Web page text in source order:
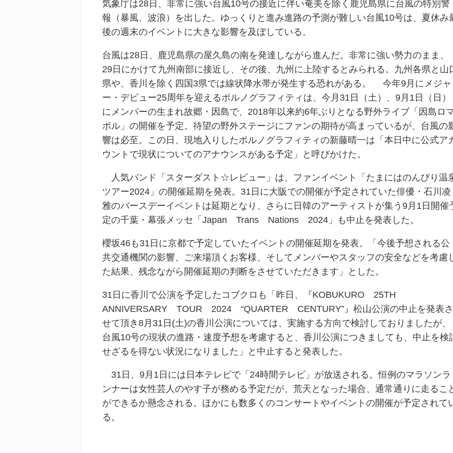
気象庁は28日、非常に強い台風10号の接近に伴い奄美を除く鹿児島県に台風の特別警
報（暴風、波浪）を出した。ゆっくりと進み進路の予測が難しい台風10号は、夏休み
後の週末のイベントに大きな影響を及ぼしている。
台風は28日、鹿児島県の屋久島の南を発達しながら進んだ。非常に強い勢力のまま、
29日にかけて九州南部に接近し、その後、九州に上陸するとみられる。九州各県と山
県や、香川を除く四国3県では線状降水帯が発生する恐れがある。 今年9月にメジャ
ー・デビュー25周年を迎えるポルノグラフィティは、今月31日（土）、9月1日（日）
にメンバーの生まれ故郷・因島で、2018年以来約6年ぶりとなる野外ライブ「因島ロ
ポル」の開催を予定。待望の野外ステージにファンの期待が高まっているが、台風の
響は必至。この日、現地入りしたポルノグラフィティの新藤晴一は「本日中に公式ア
ウントで現状についてのアナウンスがある予定」と呼びかけた。
人気バンド「スターダスト☆レビュー」は、ファンイベント「たまにはのんびり温
ツアー2024」の開催延期を発表。31日に大阪での開催が予定されていた俳優・石川凌
雅のバースデーイベントは延期となり、さらに日韓のアーティストが集う9月1日開催
定の千葉・幕張メッセ「Japan Trans Nations 2024」も中止を発表した。
櫻坂46も31日に京都で予定していたイベントの開催延期を発表。「今後予想される公
共交通機関の影響、ご来場頂くお客様、そしてメンバーやスタッフの安全などを考慮
た結果、残念ながら開催延期の判断をさせていただきます」とした。
31日に香川で公演を予定したコブクロも「昨日、『KOBUKURO 25TH
ANNIVERSARY TOUR 2024 “QUARTER CENTURY”』松山公演の中止を発表さ
せて頂き8月31日(土)の香川公演については、実施する方向で検討しておりましたが、
台風10号の現状の進路・速度予想を考慮すると、香川公演につきましても、中止を検
せざるを得ない状況になりました」と中止すると発表した。
31日、9月1日には日本テレビで「24時間テレビ」が放送される。恒例のマラソンラ
ンナーは女性芸人のやす子が務める予定だが、荒天となった場合、通常通りに走るこ
ができるか懸念される。ほかにも数多くのコンサートやイベントの開催が予定されて
る。